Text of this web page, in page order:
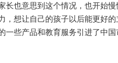
长也意思到这个情况，也开始慢
，想让自己的孩子以后能更好的
一些产品和教育服务引进了中国